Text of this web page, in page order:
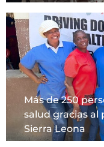
Más de 250
salud gracias
Sierra Leona